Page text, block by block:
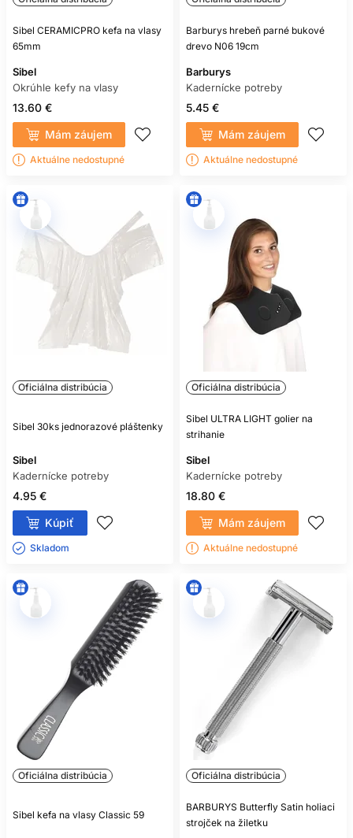
Sibel CERAMICPRO kefa na vlasy
65mm
Sibel
Okrúhle kefy na vlasy
13.60 €
Mám záujem
Aktuálne nedostupné
Barburys hrebeň parné bukové
drevo N06 19cm
Barburys
Kadernícke potreby
5.45 €
Mám záujem
Aktuálne nedostupné
Oficiálna distribúcia
Sibel 30ks jednorazové pláštenky
Sibel
Kadernícke potreby
4.95 €
Kúpiť
Skladom ㅤ
Oficiálna distribúcia
Sibel ULTRA LIGHT golier na
strihanie
Sibel
Kadernícke potreby
18.80 €
Mám záujem
Aktuálne nedostupné
Oficiálna distribúcia
Sibel kefa na vlasy Classic 59
Oficiálna distribúcia
BARBURYS Butterfly Satin holiaci
strojček na žiletku